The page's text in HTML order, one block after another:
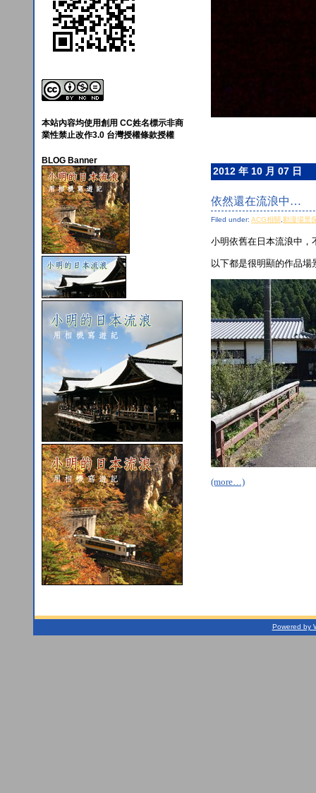
本站內容均使用創用 CC姓名標示非商
業性禁止改作3.0 台灣授權條款授權
BLOG Banner
2012 年 10 月 07 日
依然還在流浪中…
Filed under: ACG相關 動漫場景
小明依舊在日本流浪中，
以下都是很明顯的作品
(more…)
Powered by